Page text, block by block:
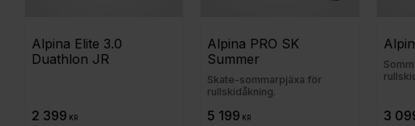
Alpina Elite 3.0
Duathlon JR
2 399 KR
Alpina PRO SK
Summer
Skate-sommarpjäxa för
rullskidåkning.
5 199 KR 3